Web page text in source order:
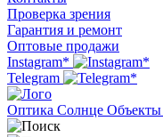
Проверка зрения
Гарантия и ремонт
Оптовые продажи
Instagram*
Telegram
Оптика Солнце Объекты